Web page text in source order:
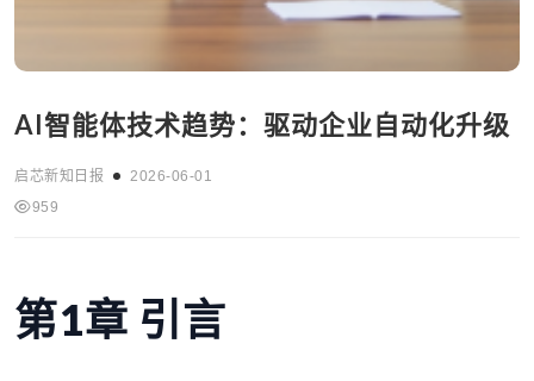
AI智能体技术趋势：驱动企业自动化升级
启芯新知日报
2026-06-01
959
第1章 引言